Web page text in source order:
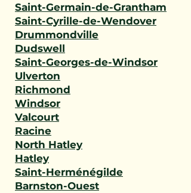
Saint-Germain-de-Grantham
Saint-Cyrille-de-Wendover
Drummondville
Dudswell
Saint-Georges-de-Windsor
Ulverton
Richmond
Windsor
Valcourt
Racine
North Hatley
Hatley
Saint-Herménégilde
Barnston-Ouest